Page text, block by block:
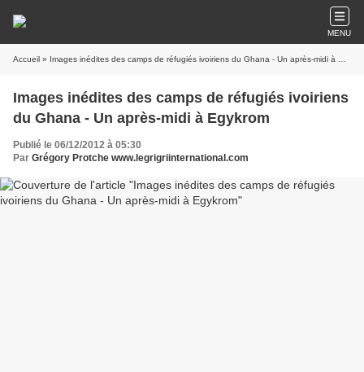
MENU
Accueil » Images inédites des camps de réfugiés ivoiriens du Ghana - Un après-midi à Egykrom
Images inédites des camps de réfugiés ivoiriens
du Ghana - Un après-midi à Egykrom
Publié le 06/12/2012 à 05:30
Par Grégory Protche www.legrigriinternational.com